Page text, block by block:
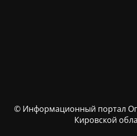
© Информационный портал
Кировской